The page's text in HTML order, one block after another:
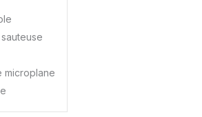
microplane